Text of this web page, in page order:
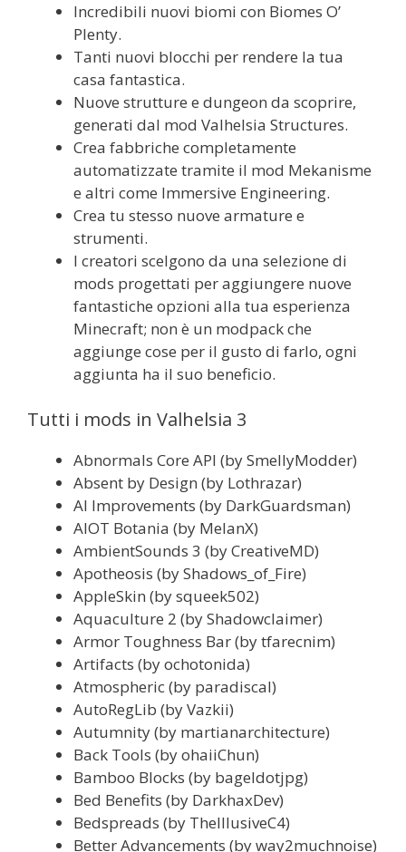
Incredibili nuovi biomi con Biomes O’
Plenty.
Tanti nuovi blocchi per rendere la tua
casa fantastica.
Nuove strutture e dungeon da scoprire,
generati dal mod Valhelsia Structures.
Crea fabbriche completamente
automatizzate tramite il mod Mekanisme
e altri come Immersive Engineering.
Crea tu stesso nuove armature e
strumenti.
I creatori scelgono da una selezione di
mods progettati per aggiungere nuove
fantastiche opzioni alla tua esperienza
Minecraft; non è un modpack che
aggiunge cose per il gusto di farlo, ogni
aggiunta ha il suo beneficio.
Tutti i mods in Valhelsia 3
Abnormals Core API (by SmellyModder)
Absent by Design (by Lothrazar)
AI Improvements (by DarkGuardsman)
AIOT Botania (by MelanX)
AmbientSounds 3 (by CreativeMD)
Apotheosis (by Shadows_of_Fire)
AppleSkin (by squeek502)
Aquaculture 2 (by Shadowclaimer)
Armor Toughness Bar (by tfarecnim)
Artifacts (by ochotonida)
Atmospheric (by paradiscal)
AutoRegLib (by Vazkii)
Autumnity (by martianarchitecture)
Back Tools (by ohaiiChun)
Bamboo Blocks (by bageldotjpg)
Bed Benefits (by DarkhaxDev)
Bedspreads (by TheIllusiveC4)
Better Advancements (by way2muchnoise)